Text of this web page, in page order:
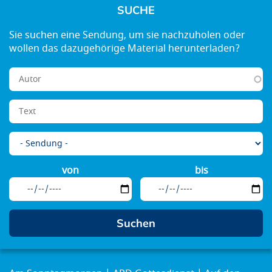
SUCHE
von bis